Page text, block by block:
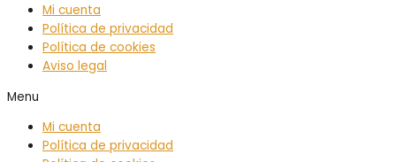
Mi cuenta
Política de privacidad
Política de cookies
Aviso legal
Menu
Mi cuenta
Política de privacidad